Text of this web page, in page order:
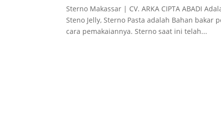
Sterno Makassar | CV. ARKA CIPTA ABADI
Steno Jelly, Sterno Pasta adalah Bahan
cara pemakaiannya. Sterno saat ini telah...